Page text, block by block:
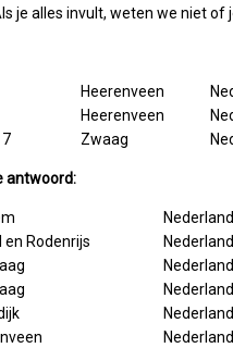
je alles invult, weten we niet
Heerenveen
Heerenveen
7 Zwaag
antwoord:
Nederland
en Rodenrijs
Nederland
Nederland
Nederland
Nederland
Nederland